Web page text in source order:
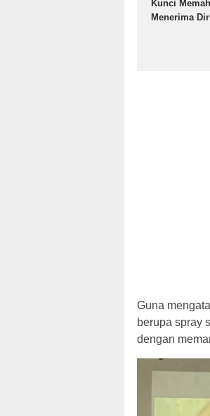
Kunci
Menerima
Guna
berupa spray
dengan